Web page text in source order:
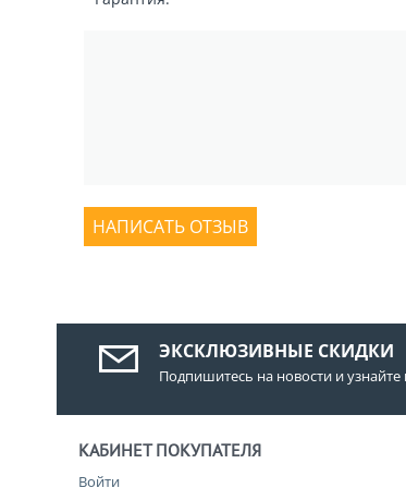
НАПИСАТЬ ОТЗЫВ
ЭКСКЛЮЗИВНЫЕ СКИДКИ
Подпишитесь на новости и
КАБИНЕТ ПОКУПАТЕЛЯ
Войти